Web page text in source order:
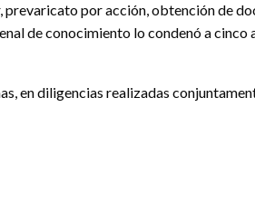
por acción, obtención de
de conocimiento lo condenó a cinco
en diligencias realizadas